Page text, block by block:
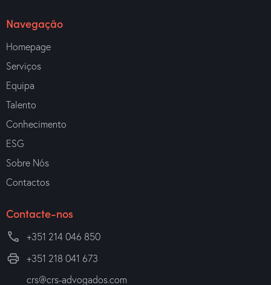
Navegação
Homepage
Serviços
Equipa
Talento
Conhecimento
ESG
Sobre Nós
Contactos
Contacte-nos
+351 214 046 850
+351 218 041 673
crs@crs-advogados.com